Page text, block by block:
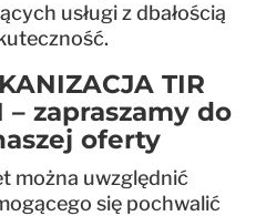
usługi z dbałością
TIR
– zapraszamy do
oferty
można uwzględnić
się pochwalić